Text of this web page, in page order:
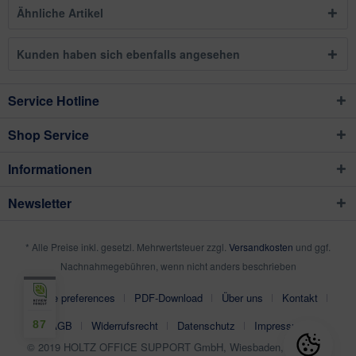
Ähnliche Artikel
Kunden haben sich ebenfalls angesehen
Service Hotline
Shop Service
Informationen
Newsletter
* Alle Preise inkl. gesetzl. Mehrwertsteuer zzgl. Versandkosten und ggf.
Nachnahmegebühren, wenn nicht anders beschrieben
Cookie preferences PDF-Download Über uns
Kontakt
AGB
Widerrufsrecht Datenschutz
Impressum
© 2019 HOLTZ OFFICE SUPPORT GmbH, Wiesbaden, Germany
87